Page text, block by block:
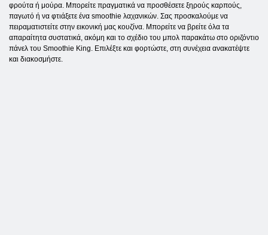
φρούτα ή μούρα. Μπορείτε πραγματικά να προσθέσετε ξηρούς καρπούς,
παγωτό ή να φτιάξετε ένα smoothie λαχανικών. Σας προσκαλούμε να
πειραματιστείτε στην εικονική μας κουζίνα. Μπορείτε να βρείτε όλα τα
απαραίτητα συστατικά, ακόμη και το σχέδιο του μπολ παρακάτω στο οριζόντιο
πάνελ του Smoothie King. Επιλέξτε και φορτώστε, στη συνέχεια ανακατέψτε
και διακοσμήστε.